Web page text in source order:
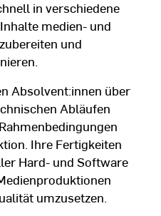
in verschiedene
medien- und
und
Absolvent:innen über
Abläufen
Ihre Fertigkeiten
Hard- und Software
umzusetzen.